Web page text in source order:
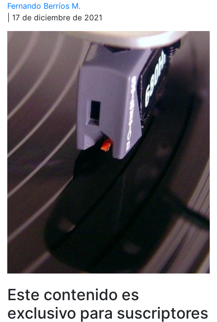
Fernando Berríos M.
| 17 de diciembre de 2021
Este contenido es
exclusivo para suscriptores